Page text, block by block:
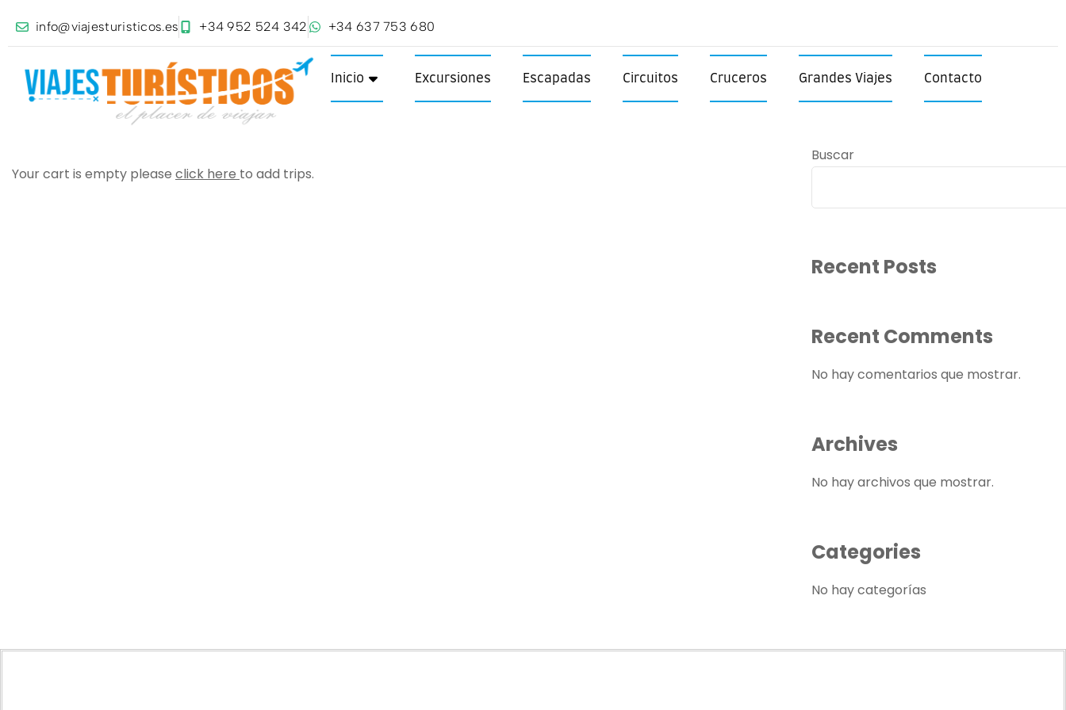
info@viajesturisticos.es +34 952 524 342 +34 637 753 680
Inicio Excursiones Escapadas Circuitos Cruceros Grandes Viajes Contacto
Your cart is empty please click here to add trips.
Buscar
Recent Posts
Recent Comments
No hay comentarios que mostrar.
Archives
No hay archivos que mostrar.
Categories
No hay categorías